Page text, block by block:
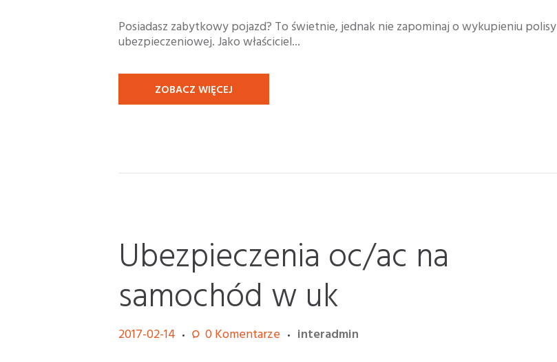
Posiadasz zabytkowy pojazd? To świetnie, jednak nie zapominaj o wykupieniu polisy
ubezpieczeniowej. Jako właściciel...
ZOBACZ WIĘCEJ
Ubezpieczenia oc/ac na
samochód w uk
2017-02-14 0Komentarze
interadmin